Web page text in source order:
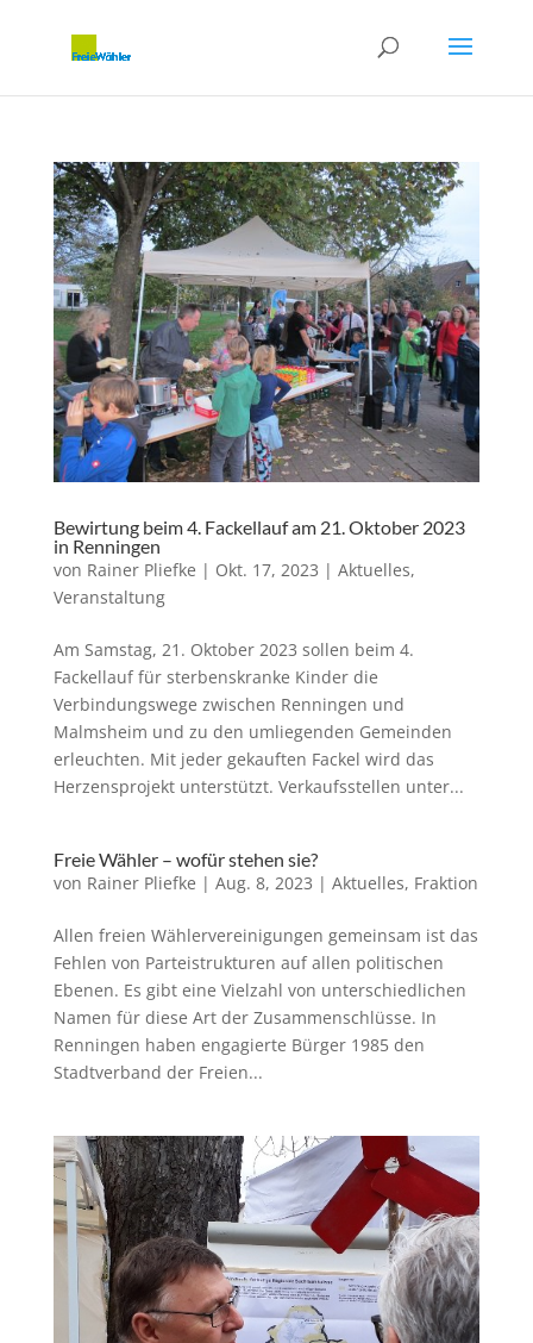
Bewirtung beim 4. Fackellauf am 21. Oktober 2023
in Renningen
von Rainer Pliefke | Okt. 17, 2023 | Aktuelles,
Veranstaltung
Am Samstag, 21. Oktober 2023 sollen beim 4.
Fackellauf für sterbenskranke Kinder die
Verbindungswege zwischen Renningen und
Malmsheim und zu den umliegenden Gemeinden
erleuchten. Mit jeder gekauften Fackel wird das
Herzensprojekt unterstützt. Verkaufsstellen unter...
Freie Wähler – wofür stehen sie?
von Rainer Pliefke | Aug. 8, 2023 | Aktuelles, Fraktion
Allen freien Wählervereinigungen gemeinsam ist das
Fehlen von Parteistrukturen auf allen politischen
Ebenen. Es gibt eine Vielzahl von unterschiedlichen
Namen für diese Art der Zusammenschlüsse. In
Renningen haben engagierte Bürger 1985 den
Stadtverband der Freien...